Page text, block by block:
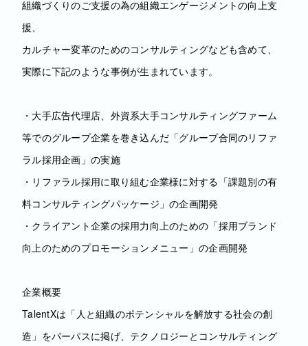
組織づくりのご支援の為の組織エンゲージメントの向上支
援、
カルチャー変革のためのコンサルティングなども含めて、
実際に下記のような事例が生まれています。
・大手広告代理店、外資系大手コンサルティングファーム
等でのグループ企業を巻き込んだ「グループ合同のリファ
ラル採用企画」の実施
・リファラル採用に取り組む企業様に対する「課題別の有
料コンサルティングパッケージ」の企画開発
・クライアント企業の採用力向上のための「採用ブランド
向上のためのプロモーションメニュー」の企画開発
企業概要
TalentXは「人と組織のポテンシャルを解放する社会の創
造」をパーパスに掲げ、テクノロジーとコンサルティング